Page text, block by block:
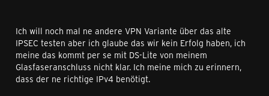
Ich will noch mal ne andere VPN Variante über das alte
IPSEC testen aber ich glaube das wir kein Erfolg haben, ich
meine das kommt per se mit DS-Lite von meinem
Glasfaseranschluss nicht klar. Ich meine mich zu erinnern,
dass der ne richtige IPv4 benötigt.